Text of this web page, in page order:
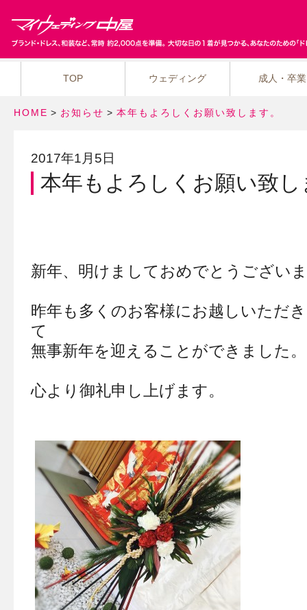
TOP ウェディング 成人・卒業
HOME > お知らせ > 本年もよろしくお願い致します。
2017年1月5日
本年もよろしくお願い致し
新年、明けましておめでとうござい
昨年も多くのお客様にお越しいただ
て
無事新年を迎えることができました。
心より御礼申し上げます。